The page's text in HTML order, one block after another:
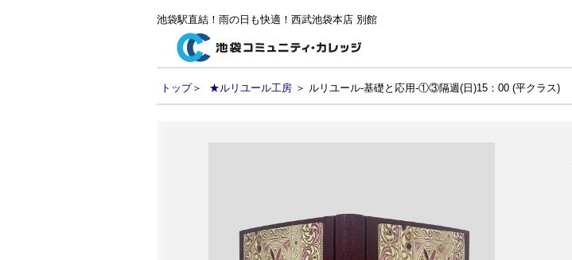
池袋駅直結！雨の日も快適！西武池袋本店 別館
トップ＞ ★ルリユール工房 ＞ ルリユール-基礎と応用-①③隔週(日)15：00 (平クラス)